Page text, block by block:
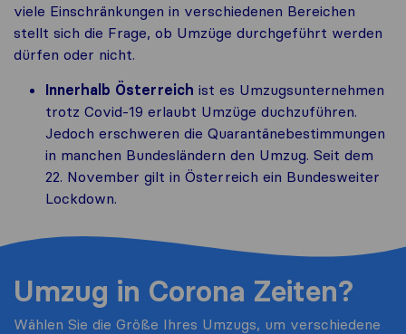
viele Einschränkungen in verschiedenen Bereichen
stellt sich die Frage, ob Umzüge durchgeführt werden
dürfen oder nicht.
Innerhalb Österreich ist es Umzugsunternehmen
trotz Covid-19 erlaubt Umzüge duchzuführen.
Jedoch erschweren die Quarantänebestimmungen
in manchen Bundesländern den Umzug. Seit dem
22. November gilt in Österreich ein Bundesweiter
Lockdown.
Umzug in Corona Zeiten?
Wählen Sie die Größe Ihres Umzugs, um verschiedene